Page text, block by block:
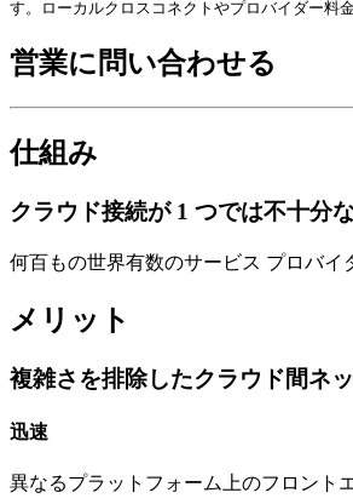
す。ローカルクロスコネクトやプロバイダー料
営業に問い合わせる
仕組み
クラウド接続が 1 つでは不十分
何百もの世界有数のサービス プロバイ
メリット
複雑さを排除したクラウド間ネ
迅速
異なるプラットフォーム上のフロント